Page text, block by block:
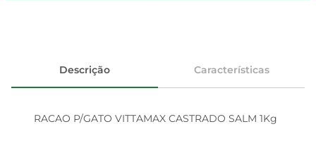
Descrição Características
RACAO P/GATO VITTAMAX CASTRADO SALM 1Kg